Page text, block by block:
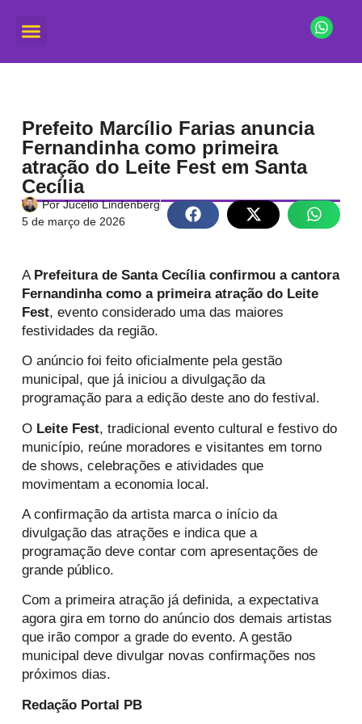
Prefeito Marcílio Farias anuncia
Fernandinha como primeira
atração do Leite Fest em Santa
Cecília
PorJucélio Lindenberg
5 de março de 2026
A Prefeitura de Santa Cecília confirmou a cantora
Fernandinha como a primeira atração do Leite
Fest, evento considerado uma das maiores
festividades da região.
O anúncio foi feito oficialmente pela gestão
municipal, que já iniciou a divulgação da
programação para a edição deste ano do festival.
O Leite Fest, tradicional evento cultural e festivo do
município, reúne moradores e visitantes em torno
de shows, celebrações e atividades que
movimentam a economia local.
A confirmação da artista marca o início da
divulgação das atrações e indica que a
programação deve contar com apresentações de
grande público.
Com a primeira atração já definida, a expectativa
agora gira em torno do anúncio dos demais artistas
que irão compor a grade do evento. A gestão
municipal deve divulgar novas confirmações nos
próximos dias.
Redação Portal PB